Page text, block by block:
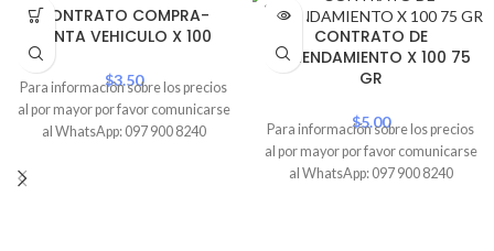
CONTRATO COMPRA-
VENTA VEHICULO X 100
$3.50
Para información sobre los precios
al por mayor por favor comunicarse
al WhatsApp: 097 900 8240
SOLD
OUT
CONTRATO DE
ARRENDAMIENTO X 100 75
GR
$5.00
Para información sobre los precios
al por mayor por favor comunicarse
al WhatsApp: 097 900 8240